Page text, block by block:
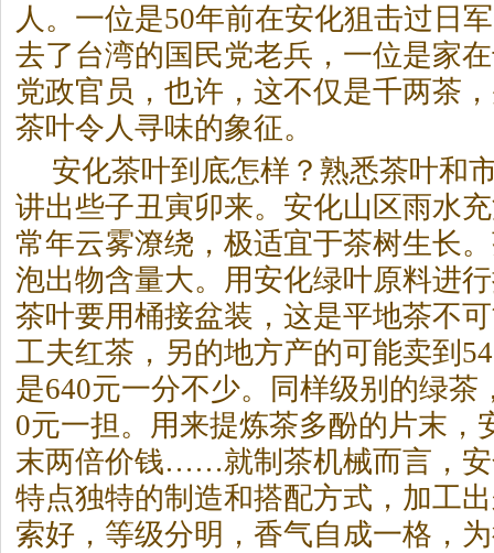
人。一位是50年前在安化狙击过日
去了台湾的国民党老兵，一位是家
党政官员，也许，这不仅是千两茶
茶叶令人寻味的象征。
安化茶叶到底怎样？熟悉茶叶和
讲出些子丑寅卯来。安化山区雨水
常年云雾潦绕，极适宜于茶树生长
泡出物含量大。用安化绿叶原料进
茶叶要用桶接盆装，这是平地茶不
工夫红茶，另的地方产的可能卖到
是640元一分不少。同样级别的绿茶
0元一担。用来提炼茶多酚的片末，
末两倍价钱……就制茶机械而言，
特点独特的制造和搭配方式，加工
索好，等级分明，香气自成一格，